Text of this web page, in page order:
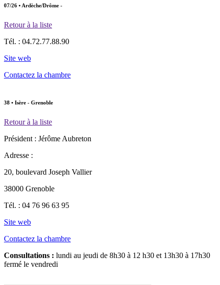
07/26 • Ardèche/Drôme -
Retour à la liste
Tél. : 04.72.77.88.90
Site web
Contactez la chambre
38 • Isère - Grenoble
Retour à la liste
Président : Jérôme Aubreton
Adresse :
20, boulevard Joseph Vallier
38000 Grenoble
Tél. : 04 76 96 63 95
Site web
Contactez la chambre
Consultations : lundi au jeudi de 8h30 à 12 h30 et 13h30 à 17h30
fermé le vendredi